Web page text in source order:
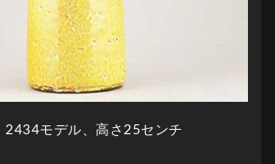
2434モデル、高さ25センチ